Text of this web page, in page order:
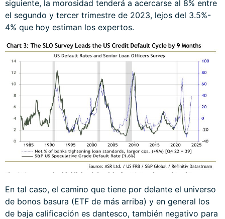
siguiente, la morosidad tenderá a acercarse al 8% entre
el segundo y tercer trimestre de 2023, lejos del 3.5%-
4% que hoy estiman los expertos.
En tal caso, el camino que tiene por delante el universo
de bonos basura (ETF de más arriba) y en general los
de baja calificación es dantesco, también negativo para